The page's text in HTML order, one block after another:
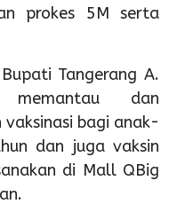
prokes 5M serta
Tangerang A.
dan
bagi anak-
dan juga vaksin
di Mall QBig